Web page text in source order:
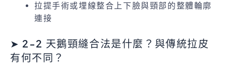
拉提手術或埋線整合上下臉與頸部的整體輪廓
連接
➤ 2-2 天鵝頸縫合法是什麼？與傳統拉皮
有何不同？